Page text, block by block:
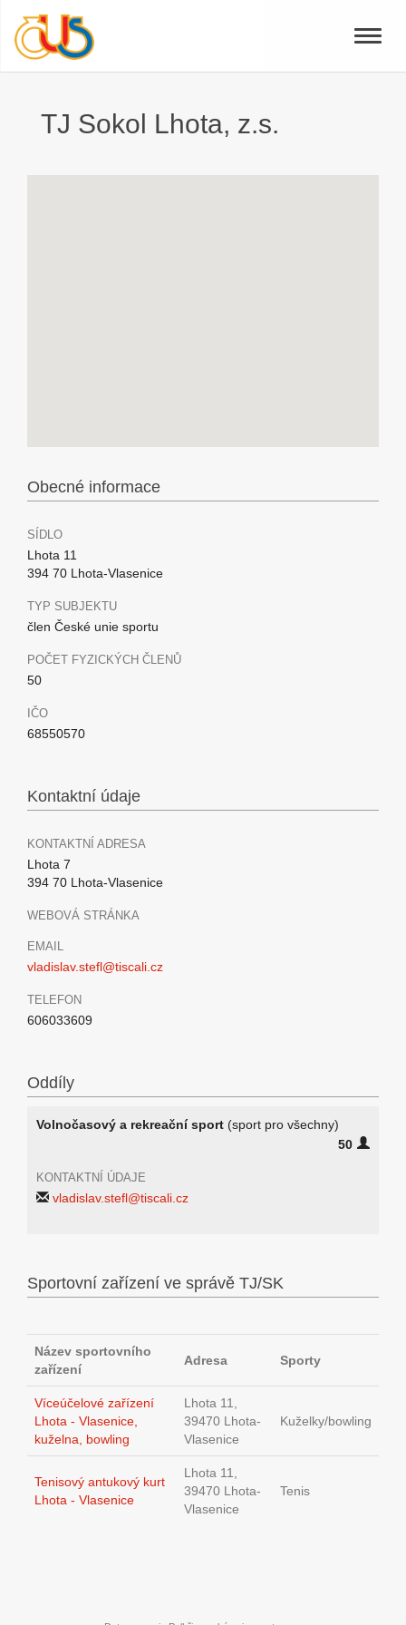
Toggle
TJ Sokol Lhota, z.s.
Obecné informace
SÍDLO
Lhota 11
394 70 Lhota-Vlasenice
TYP SUBJEKTU
člen České unie sportu
POČET FYZICKÝCH ČLENŮ
50
IČO
68550570
Kontaktní údaje
KONTAKTNÍ ADRESA
Lhota 7
394 70 Lhota-Vlasenice
WEBOVÁ STRÁNKA
EMAIL
vladislav.stefl@tiscali.cz
TELEFON
606033609
Oddíly
Volnočasový a rekreační sport (sport pro všechny)
50
KONTAKTNÍ ÚDAJE
vladislav.stefl@tiscali.cz
Sportovní zařízení ve správě TJ/SK
Název sportovního
zařízení
Adresa Sporty
Víceúčelové zařízení
Lhota - Vlasenice,
kuželna, bowling
Lhota 11,
39470 Lhota-
Vlasenice
Kuželky/bowling
Tenisový antukový kurt
Lhota - Vlasenice
Lhota 11,
39470 Lhota-
Vlasenice
Tenis